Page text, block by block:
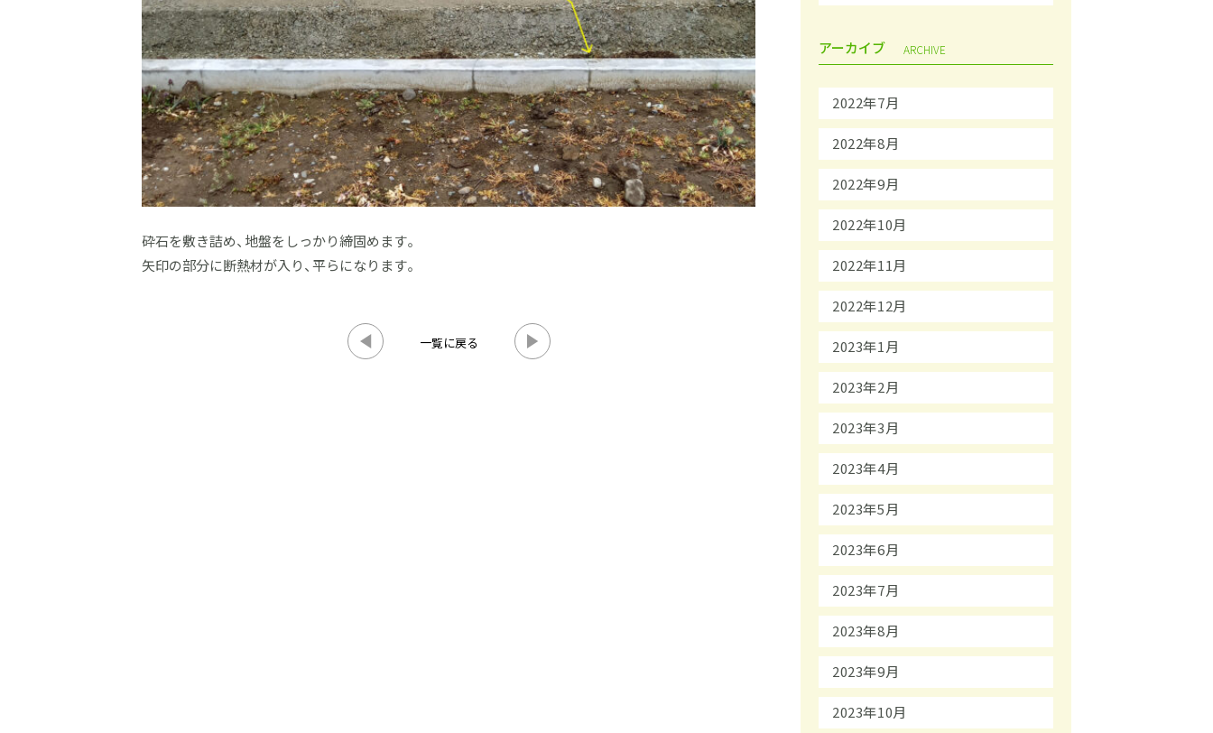
砕石を敷き詰め、地盤をしっかり締固めます。
矢印の部分に断熱材が入り、平らになります。
一覧に戻る
アーカイブ ARCHIVE
2022年7月
2022年8月
2022年9月
2022年10月
2022年11月
2022年12月
2023年1月
2023年2月
2023年3月
2023年4月
2023年5月
2023年6月
2023年7月
2023年8月
2023年9月
2023年10月